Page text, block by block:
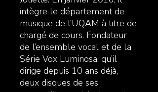
intègre le département de
musique de l’UQAM à titre de
chargé de cours. Fondateur
de l’ensemble vocal et de la
Série Vox Luminosa, qu’il
dirige depuis 10 ans déjà,
deux disques de ses